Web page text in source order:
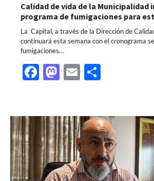
Calidad de vida de la Municipalidad
programa de fumigaciones para
La Capital, a través de la Dirección de
continuará esta semana con el cronograma
fumigaciones…
Facebook
Mastodon
Email